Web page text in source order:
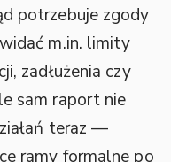
potrzebuje zgody
m.in. limity
zadłużenia czy
sam raport nie
teraz —
ramy formalne po